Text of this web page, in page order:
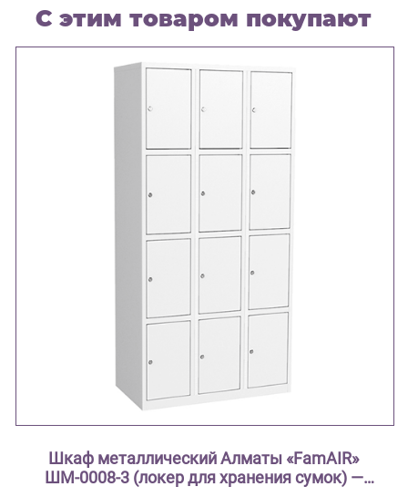
С этим товаром покупают
Шкаф металлический Алматы «FamAIR»
ШМ-0008-3 (локер для хранения сумок) —